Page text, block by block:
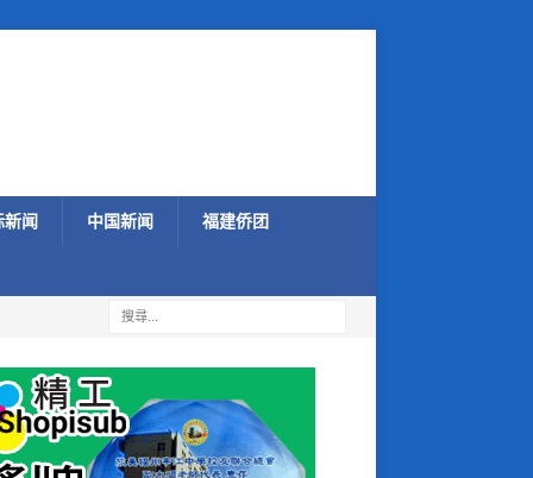
新闻 中国新闻 福建侨团